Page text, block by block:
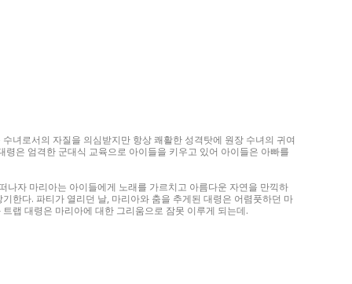
녀로서의 자질을 의심받지만 항상 쾌활한 성격탓에 원장 수녀의 귀여
은 엄격한 군대식 교육으로 아이들을 키우고 있어 아이들은 아빠를
자 마리아는 아이들에게 노래를 가르치고 아름다운 자연을 만끽하
한다. 파티가 열리던 날, 마리아와 춤을 추게된 대령은 어렴풋하던 마
랩 대령은 마리아에 대한 그리움으로 잠못 이루게 되는데.